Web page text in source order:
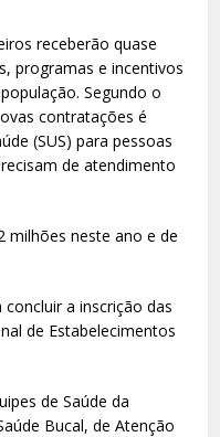
receberão quase
programas e incentivos
Segundo o
contratações é
(SUS) para pessoas
de atendimento
milhões neste ano e de
a inscrição das
de Estabelecimentos
de Saúde da
Bucal, de Atenção